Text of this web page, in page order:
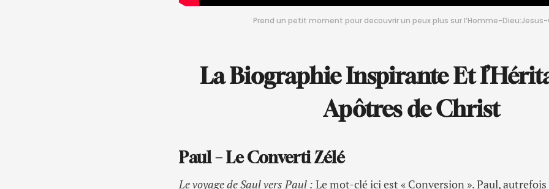
Prend un petit moment pour decouvrir un peux plus sur l’Homme-
La Biographie Inspirante Et
Apôtres de Christ
Paul – Le Converti Zélé
Le voyage de Saul vers Paul : Le mot-clé ici est « Conversion ». Paul,